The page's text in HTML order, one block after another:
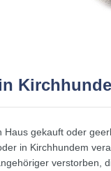
Haus gekauft oder
in Kirchhundem
verstorben,